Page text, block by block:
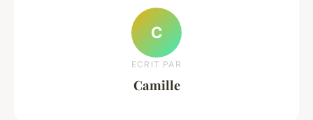
C
ECRIT PAR
Camille